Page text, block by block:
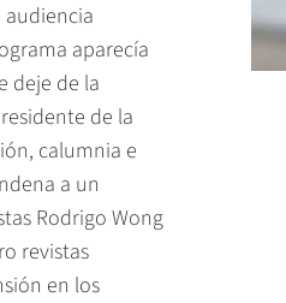
aparecía
de la
de la
calumnia e
a un
Rodrigo Wong
revistas
en los